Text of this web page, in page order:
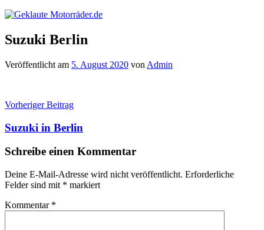
Suzuki Berlin
Veröffentlicht am 5. August 2020 von Admin
Beitragsnavigation
Vorheriger Beitrag
Suzuki in Berlin
Schreibe einen Kommentar
Deine E-Mail-Adresse wird nicht veröffentlicht. Erforderliche
Felder sind mit * markiert
Kommentar *